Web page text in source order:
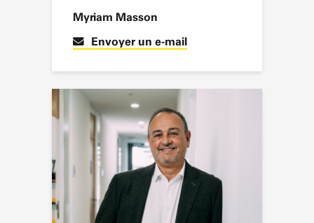
Myriam Masson
Envoyer un e-mail